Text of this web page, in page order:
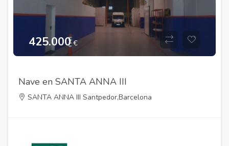
425.000€
Nave en SANTA ANNA III
SANTA ANNA III Santpedor,Barcelona